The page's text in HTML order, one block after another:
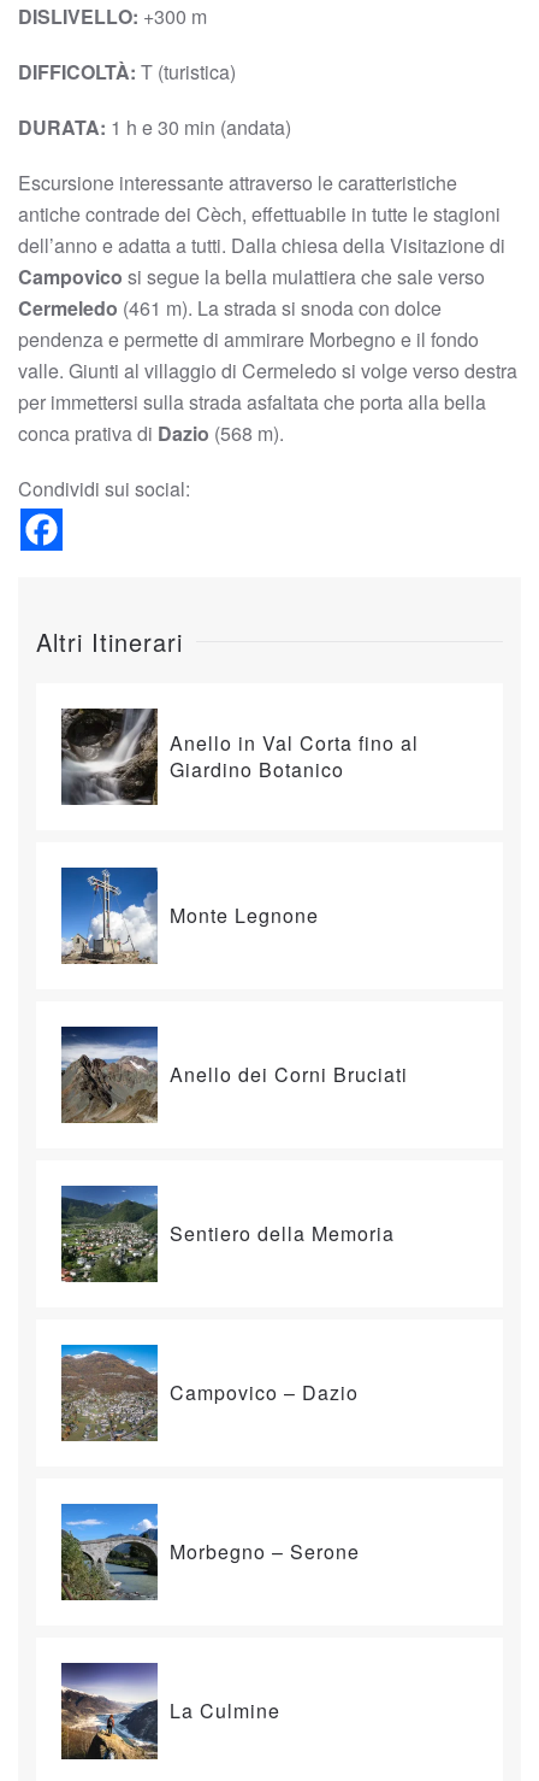
DISLIVELLO: +300 m
DIFFICOLTÀ: T (turistica)
DURATA: 1 h e 30 min (andata)
Escursione interessante attraverso le caratteristiche
antiche contrade dei Cèch, effettuabile in tutte le stagioni
dell’anno e adatta a tutti. Dalla chiesa della Visitazione di
Campovico si segue la bella mulattiera che sale verso
Cermeledo (461 m). La strada si snoda con dolce
pendenza e permette di ammirare Morbegno e il fondo
valle. Giunti al villaggio di Cermeledo si volge verso destra
per immettersi sulla strada asfaltata che porta alla bella
conca prativa di Dazio (568 m).
Condividi sui social:
Altri Itinerari
Anello in Val Corta fino al
Giardino Botanico
Monte Legnone
Anello dei Corni Bruciati
Sentiero della Memoria
Campovico – Dazio
Morbegno – Serone
La Culmine